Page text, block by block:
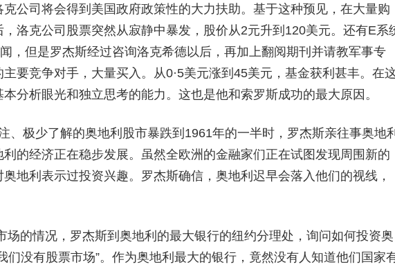
公司将会得到美国政府政策性的大力扶助。基于这种预见，在大量购
洛克公司股票突然从寂静中暴发，股价从2元升到120美元。还有E系
，但是罗杰斯经过咨询洛克希德以后，再加上翻阅期刊并请教军事专
要竞争对手，大量买入。从0·5美元涨到45美元，基金获利甚丰。在
分析眼光和独立思考的能力。这也是他和索罗斯成功的最大原因。
极少了解的奥地利股市暴跌到1961年的一半时，罗杰斯亲往事奥地利
的经济正在稳步发展。虽然全欧洲的金融家们正在试图发现周围新的
地利表示过投资兴趣。罗杰斯确信，奥地利迟早会落入他们的视线，
情况，罗杰斯到奥地利的最大银行的纽约分理处，询问如何投资奥
们没有股票市场”。作为奥地利最大的银行，竟然没有人知道他们国家